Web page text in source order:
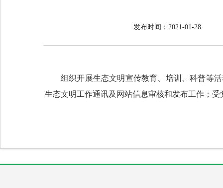
发布时间：2021-01-28
组织开展生态文明宣传教育、培训、科普等
生态文明工作通讯及网站信息审核和发布工作；